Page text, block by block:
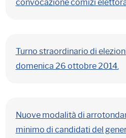
convocazione comizi
Turno straordinario di
domenica 26 ottobre 2014.
Nuove modalità di
minimo di candidati del